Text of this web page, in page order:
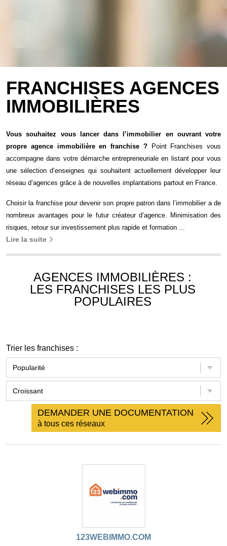
FRANCHISES AGENCES
IMMOBILIÈRES
Vous souhaitez vous lancer dans l’immobilier en ouvrant votre
propre agence immobilière en franchise ?Point Franchises vous
accompagne dans votre démarche entrepreneuriale en listant pour vous
une sélection d’enseignes qui souhaitent actuellement développer leur
réseau d’agences grâce à de nouvelles implantations partout en France.
Choisir la franchise pour devenir son propre patron dans l’immobilier a de
nombreux avantages pour le futur créateur d’agence. Minimisation des
risques, retour sur investissement plus rapide et formation ...
Lire la suite
AGENCES IMMOBILIÈRES :
LES FRANCHISES LES PLUS
POPULAIRES
Trier les franchises :
DEMANDER UNE DOCUMENTATION
à tous ces réseaux
123WEBIMMO.COM